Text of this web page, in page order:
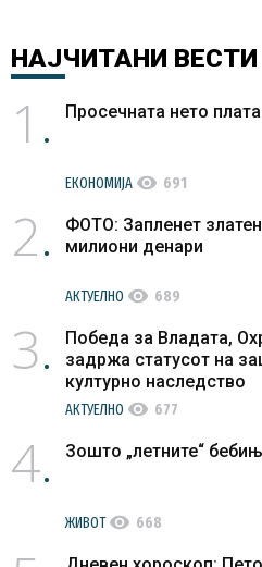
НАЈЧИТАНИ ВЕСТИ
1 Просечната нето
ЕКОНОМИЈА visibility 691
2
ФОТО: Запленет
милиони денари
АКТУЕЛНО visibility 689
3
Победа за Владата,
задржа статусот на
културно наследство
АКТУЕЛНО visibility 677
4 Зошто „летните“
ЖИВОТvisibility 668